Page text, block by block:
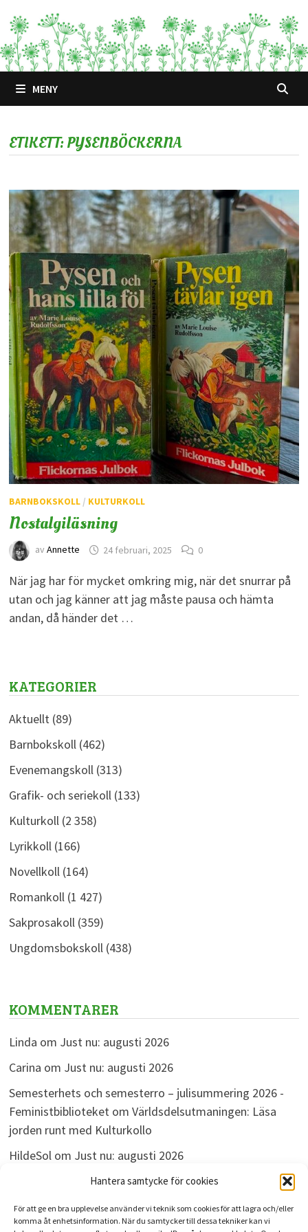
Hantera samtycke för cookies
För att ge en bra upplevelse använder vi teknik som cookies för att lagra och/eller
komma åt enhetsinformation. När du samtycker till dessa tekniker kan vi
till
innehåll
MENY
ETIKETT:PYSENBÖCKERNA
BARNBOKSKOLL/ KULTURKOLL
Nostalgiläsning
av Annette 24 februari, 2025 0
När jag har för mycket omkring mig, när det snurrar på
utan och jag känner att jag måste pausa och hämta
andan, då händer det …
KATEGORIER
Aktuellt(89)
Barnbokskoll(462)
Evenemangskoll(313)
Grafik- och seriekoll(133)
Kulturkoll(2 358)
Lyrikkoll(166)
Novellkoll(164)
Romankoll(1 427)
Sakprosakoll(359)
Ungdomsbokskoll(438)
KOMMENTARER
Linda om Just nu: augusti 2026
Carina om Just nu: augusti 2026
Semesterhets och semesterro – julisummering 2026 -
Feministbiblioteketom Världsdelsutmaningen: Läsa
jorden runt med Kulturkollo
HildeSolom Just nu: augusti 2026
omJust nu: augusti 2026